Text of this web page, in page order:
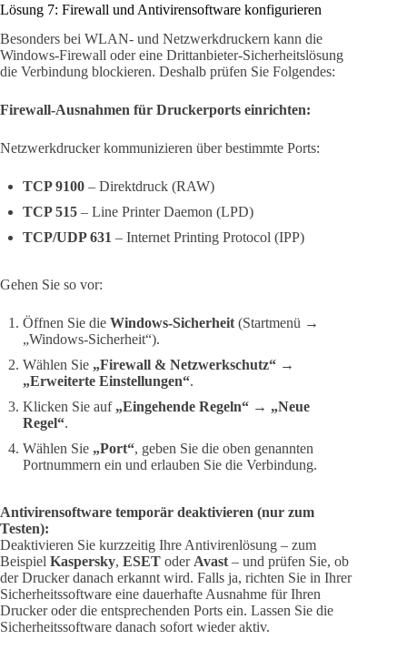
Lösung 7: Firewall und Antivirensoftware konfigurieren
Besonders bei WLAN- und Netzwerkdruckern kann die
Windows-Firewall oder eine Drittanbieter-Sicherheitslösung
die Verbindung blockieren. Deshalb prüfen Sie Folgendes:
Firewall-Ausnahmen für Druckerports einrichten:
Netzwerkdrucker kommunizieren über bestimmte Ports:
TCP 9100 – Direktdruck (RAW)
TCP 515 – Line Printer Daemon (LPD)
TCP/UDP 631 – Internet Printing Protocol (IPP)
Gehen Sie so vor:
Öffnen Sie die Windows-Sicherheit (Startmenü →
„Windows-Sicherheit“).
Wählen Sie „Firewall & Netzwerkschutz“ →
„Erweiterte Einstellungen“.
Klicken Sie auf „Eingehende Regeln“ → „Neue
Regel“.
Wählen Sie „Port“, geben Sie die oben genannten
Portnummern ein und erlauben Sie die Verbindung.
Antivirensoftware temporär deaktivieren (nur zum
Testen):
Deaktivieren Sie kurzzeitig Ihre Antivirenlösung – zum
Beispiel Kaspersky, ESET oder Avast – und prüfen Sie, ob
der Drucker danach erkannt wird. Falls ja, richten Sie in Ihrer
Sicherheitssoftware eine dauerhafte Ausnahme für Ihren
Drucker oder die entsprechenden Ports ein. Lassen Sie die
Sicherheitssoftware danach sofort wieder aktiv.